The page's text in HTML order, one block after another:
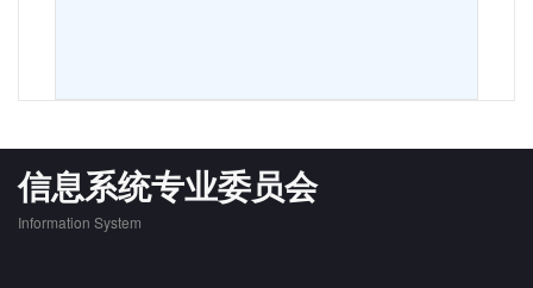
信息系统专业委员会
Information System